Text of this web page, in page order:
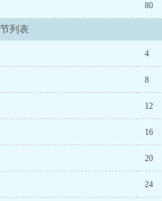
80
列表
4
8
12
16
20
24